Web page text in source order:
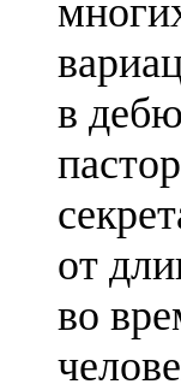
в
от
во